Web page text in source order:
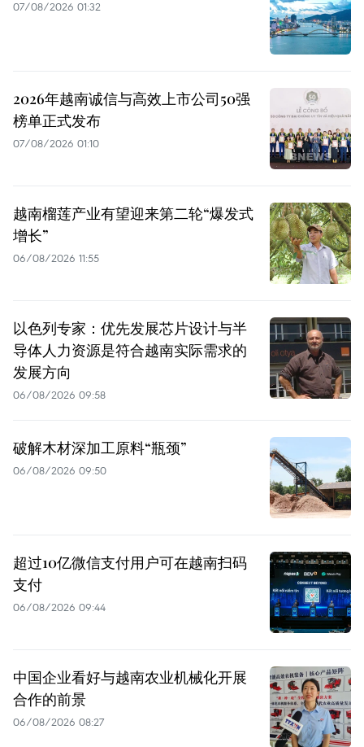
07/08/2026 01:32
2026年越南诚信与高效上市公司50强
榜单正式发布
07/08/2026 01:10
越南榴莲产业有望迎来第二轮“爆发式
增长”
06/08/2026 11:55
以色列专家：优先发展芯片设计与半
导体人力资源是符合越南实际需求的
发展方向
06/08/2026 09:58
破解木材深加工原料“瓶颈”
06/08/2026 09:50
超过10亿微信支付用户可在越南扫码
支付
06/08/2026 09:44
中国企业看好与越南农业机械化开展
合作的前景
06/08/2026 08:27